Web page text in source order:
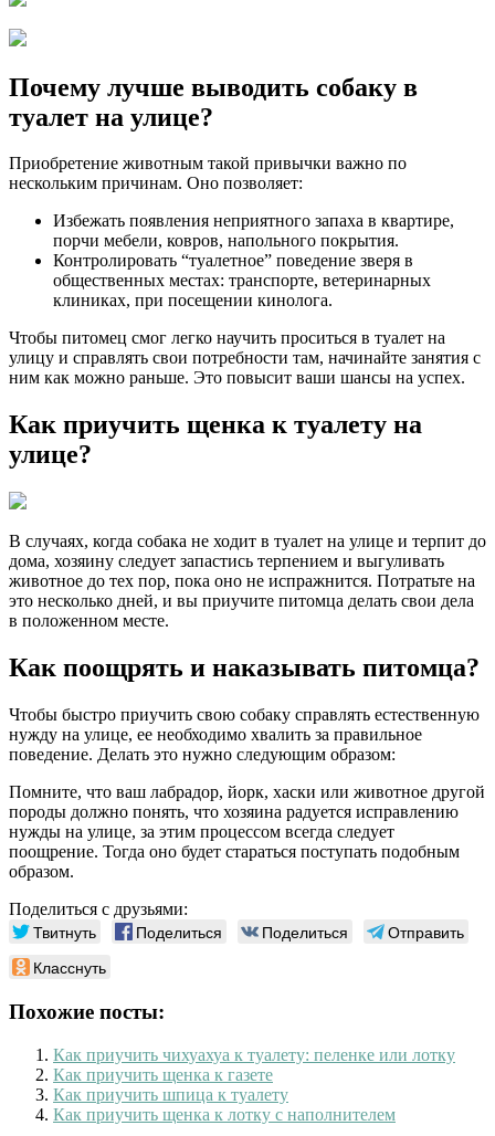
Почему лучше выводить собаку в
туалет на улице?
Приобретение животным такой привычки важно по
нескольким причинам. Оно позволяет:
Избежать появления неприятного запаха в квартире,
порчи мебели, ковров, напольного покрытия.
Контролировать “туалетное” поведение зверя в
общественных местах: транспорте, ветеринарных
клиниках, при посещении кинолога.
Чтобы питомец смог легко научить проситься в туалет на
улицу и справлять свои потребности там, начинайте занятия с
ним как можно раньше. Это повысит ваши шансы на успех.
Как приучить щенка к туалету на
улице?
В случаях, когда собака не ходит в туалет на улице и терпит до
дома, хозяину следует запастись терпением и выгуливать
животное до тех пор, пока оно не испражнится. Потратьте на
это несколько дней, и вы приучите питомца делать свои дела
в положенном месте.
Как поощрять и наказывать питомца?
Чтобы быстро приучить свою собаку справлять естественную
нужду на улице, ее необходимо хвалить за правильное
поведение. Делать это нужно следующим образом:
Помните, что ваш лабрадор, йорк, хаски или животное другой
породы должно понять, что хозяина радуется исправлению
нужды на улице, за этим процессом всегда следует
поощрение. Тогда оно будет стараться поступать подобным
образом.
Поделиться с друзьями:
Твитнуть Поделиться Поделиться
Отправить
Класснуть
Похожие посты:
Как приучить чихуахуа к туалету: пеленке или лотку
Как приучить щенка к газете
Как приучить шпица к туалету
Как приучить щенка к лотку с наполнителем